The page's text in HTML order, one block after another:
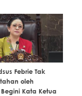
Febrie Tak
oleh
Kata Ketua